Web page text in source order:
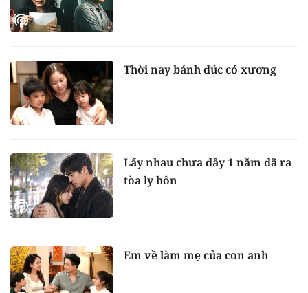
Thời nay bánh đúc có xương
Lấy nhau chưa đầy 1 năm đã ra
tòa ly hôn
Em về làm mẹ của con anh